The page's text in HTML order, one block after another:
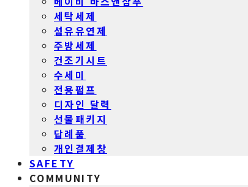
세탁세제
섬유유연제
주방세제
건조기시트
수세미
전용펌프
디자인 달력
선물패키지
답례품
개인결제창
SAFETY
COMMUNITY